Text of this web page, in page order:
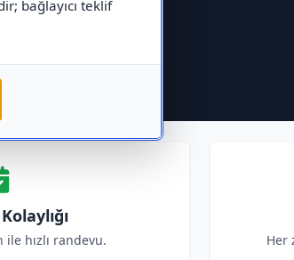
bağlayıcı teklif
hızlı randevu. Her